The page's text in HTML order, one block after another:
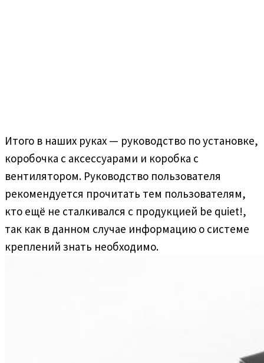
Итого в наших руках — руководство по установке,
коробочка с аксессуарами и коробка с
вентилятором. Руководство пользователя
рекомендуется прочитать тем пользователям,
кто ещё не сталкивался с продукцией be quiet!,
так как в данном случае информацию о системе
креплений знать необходимо.